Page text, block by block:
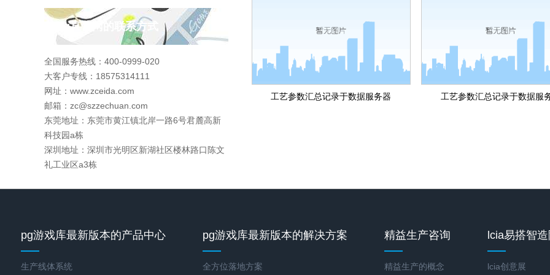
pg直营网的联系方式
全国服务热线：400-0999-020
大客户专线：18575314111
网址：www.zceida.com
邮箱： zc@szzechuan.com
东莞地址：东莞市黄江镇北岸一路6号君麓高新
科技园a栋
深圳地址：深圳市光明区新湖社区楼林路口陈文
礼工业区a3栋
工艺参数汇总记录于数据服务器 工艺参数汇总记录于数据服
pg游戏库最新版本的产品中心
生产线体系统
pg游戏库最新版本的解决方案
全方位落地方案
精益生产咨询
精益生产的概念
lcia易搭智
lcia创意展